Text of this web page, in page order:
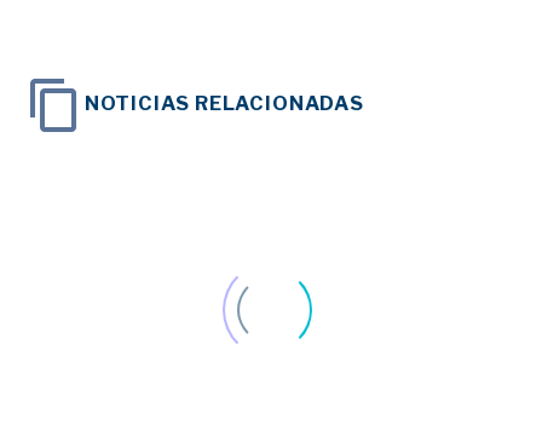
NOTICIAS RELACIONADAS